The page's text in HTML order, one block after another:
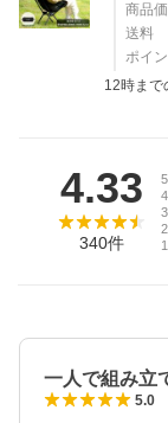
商品
送料
ポイン
12時まで
4.33
340件
5
4
3
2
1
一人で組み立
5.0